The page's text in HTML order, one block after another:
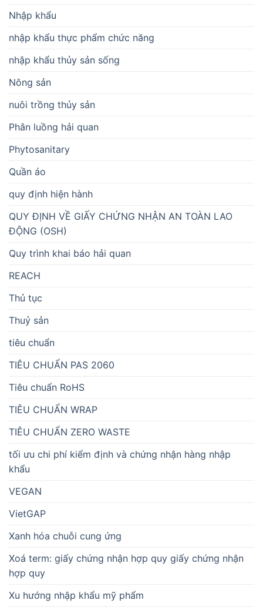
Nhập khẩu
nhập khẩu thực phẩm chức năng
nhập khẩu thủy sản sống
Nông sản
nuôi trồng thủy sản
Phân luồng hải quan
Phytosanitary
Quần áo
quy định hiện hành
QUY ĐỊNH VỀ GIẤY CHỨNG NHẬN AN TOÀN LAO
ĐỘNG (OSH)
Quy trình khai báo hải quan
REACH
Thủ tục
Thuỷ sản
tiêu chuẩn
TIÊU CHUẨN PAS 2060
Tiêu chuẩn RoHS
TIÊU CHUẨN WRAP
TIÊU CHUẨN ZERO WASTE
tối ưu chi phí kiểm định và chứng nhận hàng nhập
khẩu
VEGAN
VietGAP
Xanh hóa chuỗi cung ứng
Xoá term: giấy chứng nhận hợp quy giấy chứng nhận
hợp quy
Xu hướng nhập khẩu mỹ phẩm